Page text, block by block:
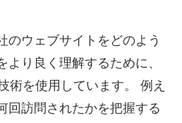
のウェブサイトをどのよう
より良く理解するために、
術を使用しています。 例え
回訪問されたかを把握する